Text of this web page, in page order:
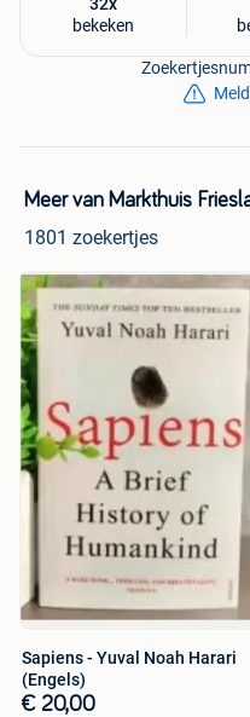
bekeken
Meer van Markthuis
1801 zoekertjes
Sapiens - Yuval Noah Harari
(Engels)
€ 20,00